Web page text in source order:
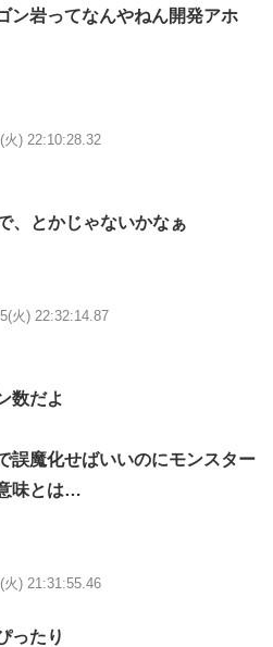
ン岩ってなんやねん開発アホ
火) 22:10:28.32
、とかじゃないかなぁ
火) 22:32:14.87
数だよ
誤魔化せばいいのにモンスター
味とは…
火) 21:31:55.46
ったり